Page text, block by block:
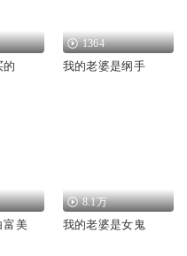
的
1364
我的老婆是纲手
富美
8.1万
我的老婆是女鬼